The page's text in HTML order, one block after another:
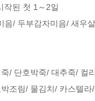
작된 첫 1～2일
음/ 두부감자미음/ 새우
/ 단호박죽/ 대추죽/
조림/ 물김치/ 카스텔